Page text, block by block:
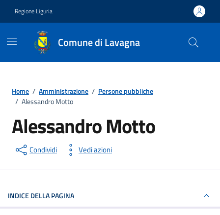
Regione Liguria
Comune di Lavagna
Home / Amministrazione / Persone pubbliche
/ Alessandro Motto
Alessandro Motto
Persona pubblica
Condividi Vedi azioni
INDICE DELLA PAGINA